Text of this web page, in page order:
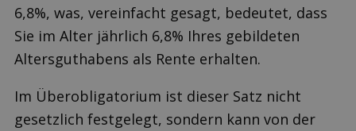
6,8%, was, vereinfacht gesagt, bedeutet, dass
Sie im Alter jährlich 6,8% Ihres gebildeten
Altersguthabens als Rente erhalten.
Im Überobligatorium ist dieser Satz nicht
gesetzlich festgelegt, sondern kann von der